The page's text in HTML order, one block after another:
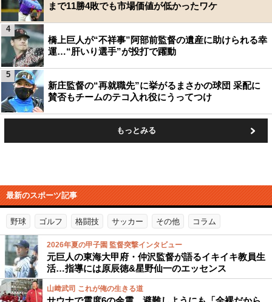
まで11勝4敗でも市場価値が低かったワケ
橋上巨人が“不祥事”阿部前監督の遺産に助けられる幸
運…“肝いり選手”が投打で躍動
4
新庄監督の“再就職先”に挙がるまさかの球団 采配に
賛否もチームのテコ入れ役にうってつけ
5
もっとみる
最新のスポーツ記事
野球 ゴルフ 格闘技 サッカー その他 コラム
2026年夏の甲子園 監督突撃インタビュー
元巨人の東海大甲府・仲沢監督が語るイキイキ教員生
活…指導には原辰徳&星野仙一のエッセンス
山﨑武司 これが俺の生きる道